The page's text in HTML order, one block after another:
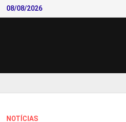
Skip
to
08/08/2026
NOTÍCIAS